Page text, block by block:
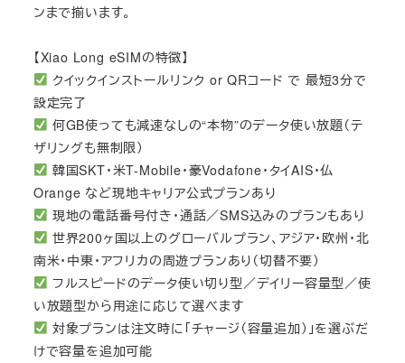
ンまで揃います。
【Xiao Long eSIMの特徴】
クイックインストールリンク or QRコード で 最短3分で
設定完了
何GB使っても減速なしの“本物”のデータ使い放題（テ
ザリングも無制限）
韓国SKT・米T-Mobile・豪Vodafone・タイAIS・仏
Orange など現地キャリア公式プランあり
現地の電話番号付き・通話／SMS込みのプランもあり
世界200ヶ国以上のグローバルプラン、アジア・欧州・北
南米・中東・アフリカの周遊プランあり（切替不要）
フルスピードのデータ使い切り型／デイリー容量型／使
い放題型から用途に応じて選べます
対象プランは注文時に「チャージ（容量追加）」を選ぶだ
けで容量を追加可能